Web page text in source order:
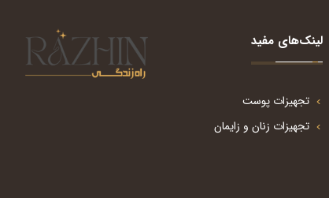
لینک‌های مفید
تجهیزات پوست
تجهیزات زنان و زایمان